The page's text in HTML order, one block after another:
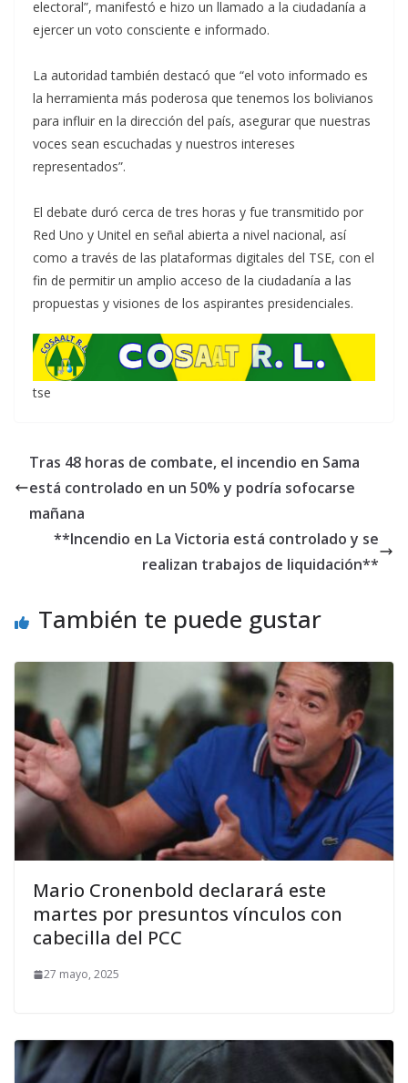
electoral”, manifestó e hizo un llamado a la ciudadanía a
ejercer un voto consciente e informado.
La autoridad también destacó que “el voto informado es
la herramienta más poderosa que tenemos los bolivianos
para influir en la dirección del país, asegurar que nuestras
voces sean escuchadas y nuestros intereses
representados”.
El debate duró cerca de tres horas y fue transmitido por
Red Uno y Unitel en señal abierta a nivel nacional, así
como a través de las plataformas digitales del TSE, con el
fin de permitir un amplio acceso de la ciudadanía a las
propuestas y visiones de los aspirantes presidenciales.
tse
Tras 48 horas de combate, el incendio en Sama
está controlado en un 50% y podría sofocarse
mañana
**Incendio en La Victoria está controlado y se
realizan trabajos de liquidación**
También te puede gustar
Mario Cronenbold declarará este
martes por presuntos vínculos con
cabecilla del PCC
27 mayo, 2025